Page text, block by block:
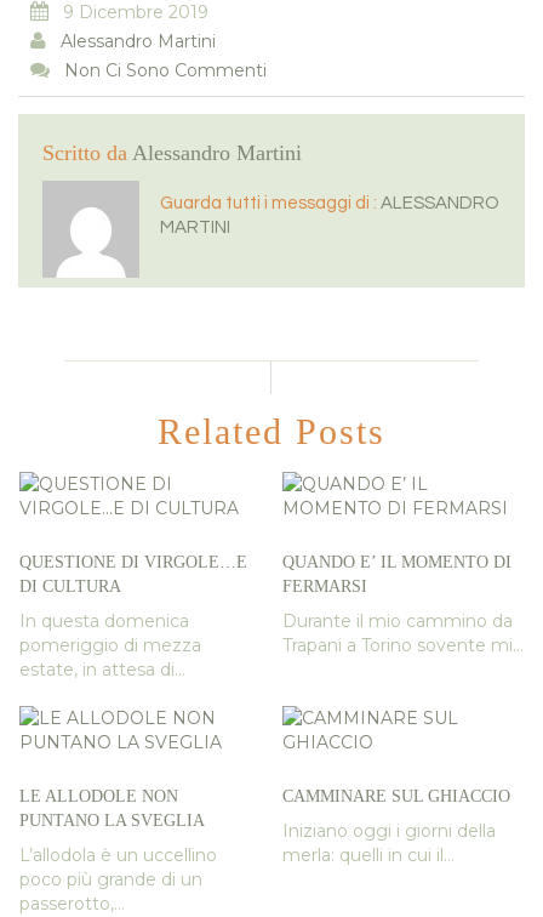
9 Dicembre 2019
Alessandro Martini
Non Ci Sono Commenti
Scritto da Alessandro Martini
Guarda tutti i messaggi di : ALESSANDRO
MARTINI
Related Posts
QUESTIONE DI VIRGOLE…E
DI CULTURA
In questa domenica
pomeriggio di mezza
estate, in attesa di...
QUANDO E’ IL MOMENTO DI
FERMARSI
Durante il mio cammino da
Trapani a Torino sovente mi...
LE ALLODOLE NON
PUNTANO LA SVEGLIA
L’allodola è un uccellino
poco più grande di un
passerotto,...
CAMMINARE SUL GHIACCIO
Iniziano oggi i giorni della
merla: quelli in cui il...